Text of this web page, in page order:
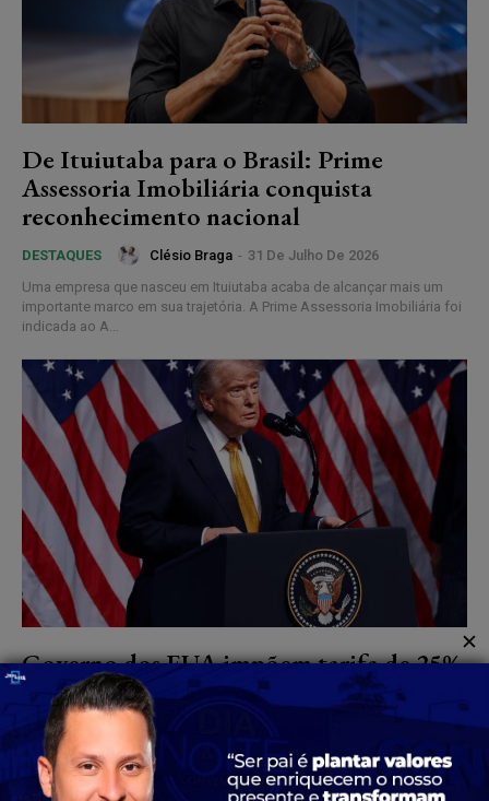
De Ituiutaba para o Brasil: Prime
Assessoria Imobiliária conquista
reconhecimento nacional
DESTAQUES Clésio Braga - 31 De Julho De 2026
Uma empresa que nasceu em Ituiutaba acaba de alcançar mais um
importante marco em sua trajetória. A Prime Assessoria Imobiliária foi
indicada ao A...
Governo dos EUA impõem tarifa de 25%
a produtos brasileiros
DESTAQUES Redação Canal Janela Aberta
16 De Julho De 2026
O governo dos Estados Unidos confirmou, na noite desta quarta-feira,
15 de julho, a aplicação de uma tarifa adicional de 25% sobre milhares
✕